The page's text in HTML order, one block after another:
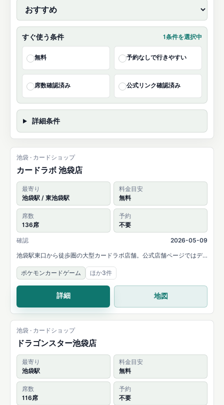
すぐ使う条件 1条件を選択中
無料 予約なしで行きやすい
席数確認済み 公式リンク確認済み
詳細条件
池袋 · カードショップ
カードラボ 池袋店
最寄り
池袋駅 / 東池袋駅
料金目安
無料
席数
136席
予約
不要
確認
2026-05-09
池袋駅東口から徒歩圏の大型カードラボ店舗。公式店舗ページではデ
ュエルスペース136席と、複数タイトルの販売・買取を案内していま
す。
ポケモンカードゲーム ほか3件
詳細 地図
池袋 · カードショップ
ドラゴンスター池袋店
最寄り
池袋駅
料金目安
無料
席数
116席
予約
不要